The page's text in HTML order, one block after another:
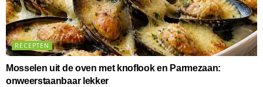
RECEPTEN
Mosselen uit de oven met knoflook en Parmezaan:
onweerstaanbaar lekker